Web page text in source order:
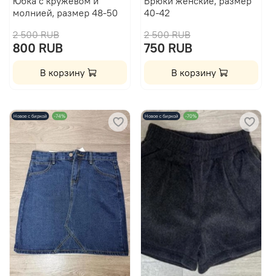
молнией, размер 48-50
2 500 RUB
800 RUB
В корзину
40-42
2 500 RUB
750 RUB
В корзину
Новое с биркой -74% Новое с биркой -70%